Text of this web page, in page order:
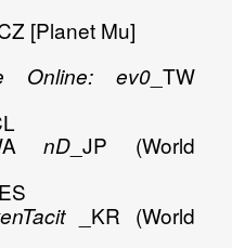
[Planet Mu]
Online: ev0 _TW
nD _JP (World
_ES
_KR (World
de todas las
"Suscribirse" estas